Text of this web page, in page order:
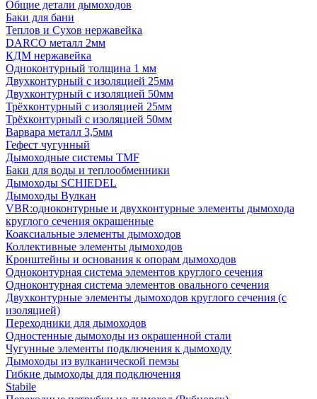
Общие детали дымоходов
Баки для бани
Теплов и Сухов нержавейка
DARCO металл 2мм
КДМ нержавейка
Одноконтурный толщина 1 мм
Двухконтурный с изоляцией 25мм
Двухконтурный с изоляцией 50мм
Трёхконтурный с изоляцией 25мм
Трёхконтурный с изоляцией 50мм
Варвара металл 3,5мм
Гефест чугунный
Дымоходные системы TMF
Баки для воды и теплообменники
Дымоходы SCHIEDEL
Дымоходы Вулкан
VBR:одноконтурные и двухконтурные элементы дымохода
круглого сечения окрашенные
Коаксиальные элементы дымоходов
Коллективные элементы дымоходов
Кронштейны и основания к опорам дымоходов
Одноконтурная система элементов круглого сечения
Одноконтурная система элементов овального сечения
Двухконтурные элементы дымоходов круглого сечения (с
изоляцией)
Переходники для дымоходов
Одностенные дымоходы из окрашенной стали
Чугунные элементы подключения к дымоходу
Дымоходы из вулканической пемзы
Гибкие дымоходы для подключения
Stabile